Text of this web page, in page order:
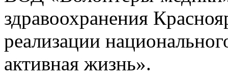
здравоохранения
реализации
активная жизнь».